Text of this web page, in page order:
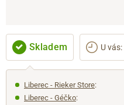
Skladem U vás:
Liberec - Rieker Store:
Liberec - Géčko: